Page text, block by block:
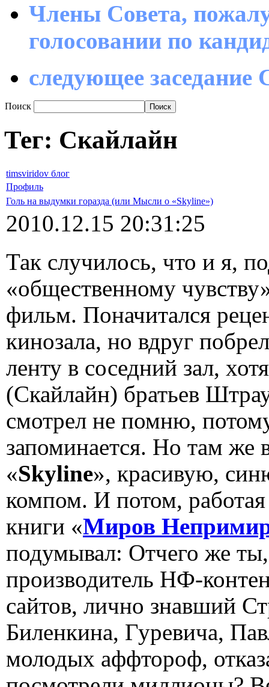
Члены Совета,
голосовании по
следующее заседание
Поиск
Тег: Скайлайн
timsviridov блог
Профиль
Голь на выдумки горазда (или Мысли о «Skyline»)
2010.12.15 20:31:25
Так случилось, что и я,
«общественному
фильм. Поначитался
кинозала, но вдруг
ленту в соседний зал,
(Скайлайн) братьев
смотрел не помню,
запоминается. Но там же
«Skyline», красивую,
компом. И потом,
книги «Миров
подумывал: Отчего же
производитель НФ-
сайтов, лично знавший
Биленкина, Гуревича,
молодых аффтороф,